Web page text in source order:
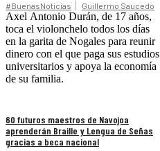
#BuenasNoticias Guillermo Saucedo
Axel Antonio Durán, de 17 años,
toca el violonchelo todos los días
en la garita de Nogales para reunir
dinero con el que paga sus estudios
universitarios y apoya la economía
de su familia.
60 futuros maestros de Navojoa
aprenderán Braille y Lengua de Señas
gracias a beca nacional